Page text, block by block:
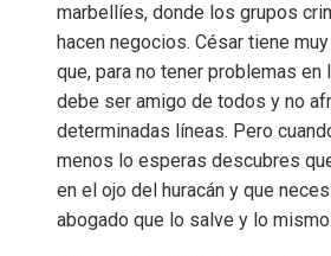
marbellíes, donde los grupos
hacen negocios. César tiene
que, para no tener problemas en
debe ser amigo de todos y no
determinadas líneas. Pero
menos lo esperas descubres
en el ojo del huracán y que
abogado que lo salve y lo mismo.